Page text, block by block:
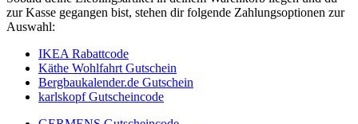
zur Kasse gegangen bist, stehen dir folgende Zahlungsoptionen zur
Auswahl:
IKEA Rabattcode
Käthe Wohlfahrt Gutschein
Bergbaukalender.de Gutschein
karlskopf Gutscheincode